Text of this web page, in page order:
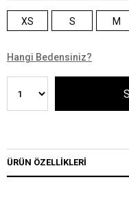
XS S M
Hangi Bedensiniz?
ÜRÜN ÖZELLIKLERI